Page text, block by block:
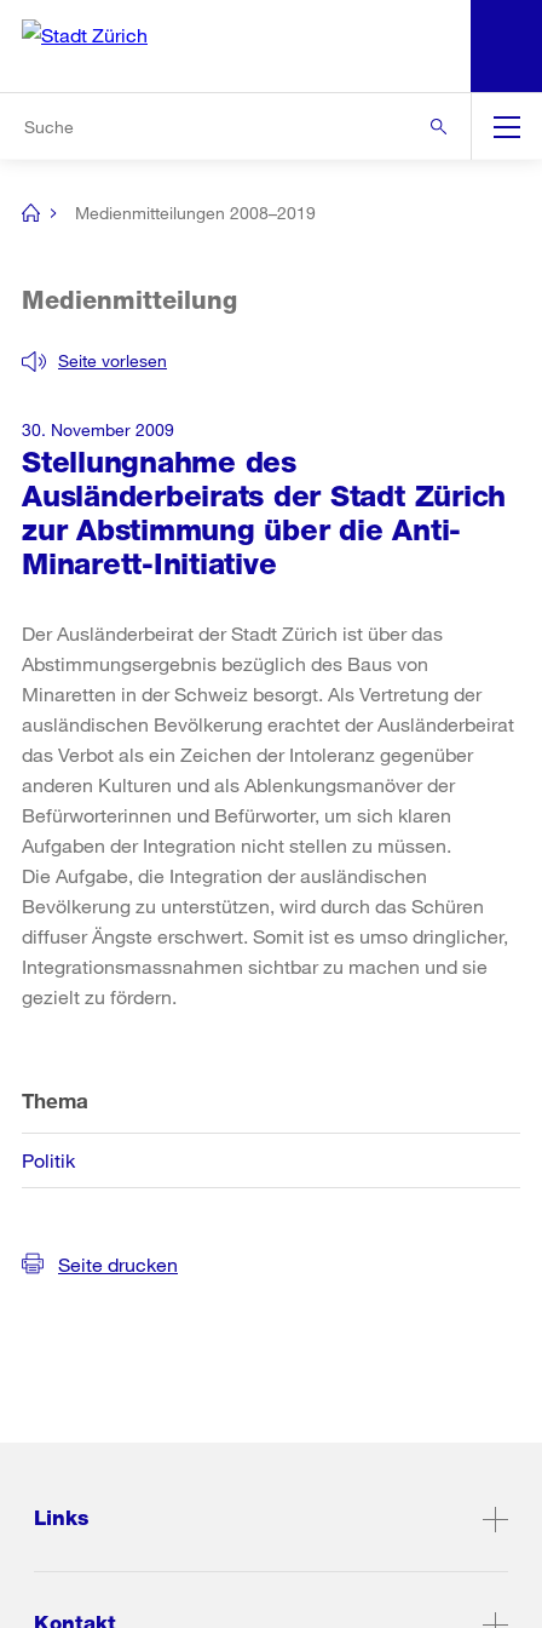
Navigation
[no
Medienmitteilungen 2008–2019
Stellungnahme des
Ausländerbeirats der Stadt Zürich
zur Abstimmung über die Anti-
Minarett-Initiative
Seite vorlesen
Medienmitteilung
30. November 2009
Der Ausländerbeirat der Stadt Zürich ist über das
Abstimmungsergebnis bezüglich des Baus von
Minaretten in der Schweiz besorgt. Als Vertretung der
ausländischen Bevölkerung erachtet der Ausländerbeirat
das Verbot als ein Zeichen der Intoleranz gegenüber
anderen Kulturen und als Ablenkungsmanöver der
Befürworterinnen und Befürworter, um sich klaren
Aufgaben der Integration nicht stellen zu müssen.
Die Aufgabe, die Integration der ausländischen
Bevölkerung zu unterstützen, wird durch das Schüren
diffuser Ängste erschwert. Somit ist es umso dringlicher,
Integrationsmassnahmen sichtbar zu machen und sie
gezielt zu fördern.
Informationen
Thema
Politik
Seite drucken
Links